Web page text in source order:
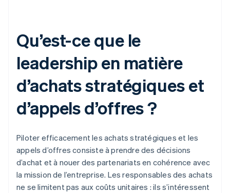
Qu’est-ce que le
leadership en matière
d’achats stratégiques et
d’appels d’offres ?
Piloter efficacement les achats stratégiques et les
appels d’offres consiste à prendre des décisions
d’achat et à nouer des partenariats en cohérence avec
la mission de l’entreprise. Les responsables des achats
ne se limitent pas aux coûts unitaires : ils s’intéressent